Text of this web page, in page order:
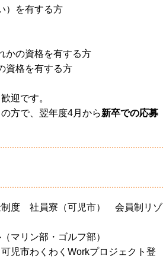
）を有する方
かの資格を有する方
資格を有する方
迎です。
方で、翌年度4月から新卒での応募
度 社員寮（可児市） 会員制リゾ
リン部・ゴルフ部）
児市わくわくWorkプロジェクト登